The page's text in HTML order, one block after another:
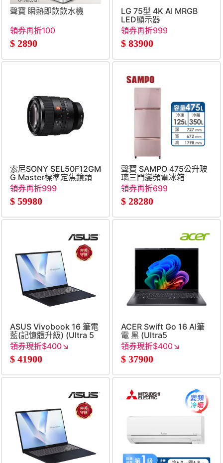
聲寶 瞬熱即飲飲水機
領券再折100
$ 2890
LG 75型 4K AI MRGB
LED顯示器
領券再折999
$ 83900
索尼SONY SEL50F12GM
G Master標準定焦鏡頭
領券再折999
$ 59980
聲寶 SAMPO 475公升玻
璃三門變頻電冰箱
領券再折699
$ 28280
ASUS Vivobook 16 筆電
藍(記憶體升級) (Ultra 5
325&#47;16G+16G&#47;512G
SSD&#47;W11)
領券現折$400↘
$ 41900
ACER Swift Go 16 AI筆
電 黑 (Ultra5
226V&#47;16G&#47;512G
SSD&#47;W11)
領券現折$400↘
$ 37900